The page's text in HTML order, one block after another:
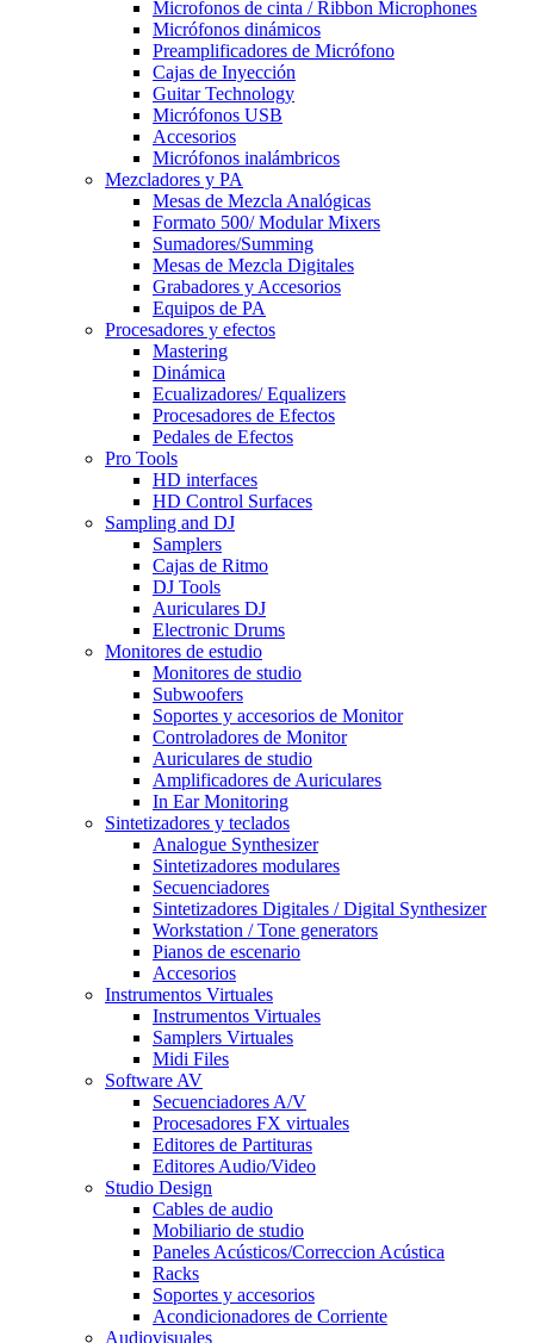
Microfonos de cinta / Ribbon Microphones
Micrófonos dinámicos
Preamplificadores de Micrófono
Cajas de Inyección
Guitar Technology
Micrófonos USB
Accesorios
Micrófonos inalámbricos
Mezcladores y PA
Mesas de Mezcla Analógicas
Formato 500/ Modular Mixers
Sumadores/Summing
Mesas de Mezcla Digitales
Grabadores y Accesorios
Equipos de PA
Procesadores y efectos
Mastering
Dinámica
Ecualizadores/ Equalizers
Procesadores de Efectos
Pedales de Efectos
Pro Tools
HD interfaces
HD Control Surfaces
Sampling and DJ
Samplers
Cajas de Ritmo
DJ Tools
Auriculares DJ
Electronic Drums
Monitores de estudio
Monitores de studio
Subwoofers
Soportes y accesorios de Monitor
Controladores de Monitor
Auriculares de studio
Amplificadores de Auriculares
In Ear Monitoring
Sintetizadores y teclados
Analogue Synthesizer
Sintetizadores modulares
Secuenciadores
Sintetizadores Digitales / Digital Synthesizer
Workstation / Tone generators
Pianos de escenario
Accesorios
Instrumentos Virtuales
Instrumentos Virtuales
Samplers Virtuales
Midi Files
Software AV
Secuenciadores A/V
Procesadores FX virtuales
Editores de Partituras
Editores Audio/Video
Studio Design
Cables de audio
Mobiliario de studio
Paneles Acústicos/Correccion Acústica
Racks
Soportes y accesorios
Acondicionadores de Corriente
Audiovisuales